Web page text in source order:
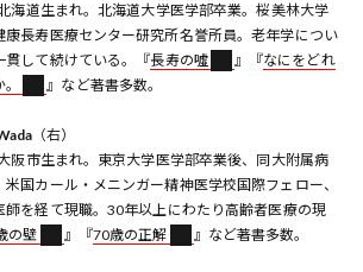
海道生まれ。北海道大学医学部卒業。桜美林大学
康長寿医療センター研究所名誉所員。老年学につい
貫して続けている。『長寿の噓 』『なにをどれ
』など著書多数。
（右）
阪市生まれ。東京大学医学部卒業後、同大附属病
国カール・メニンガー精神医学校国際フェロー、
師を経て現職。30年以上にわたり高齢者医療の現
の壁 』『70歳の正解 』など著書多数。